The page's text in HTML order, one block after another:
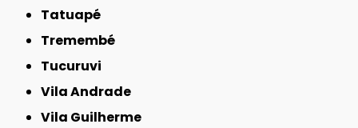
Tatuapé
Tremembé
Tucuruvi
Vila Andrade
Vila Guilherme